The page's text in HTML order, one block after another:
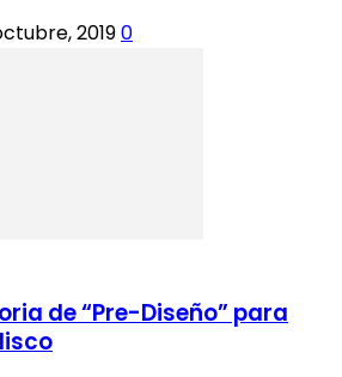
20190
de “Pre-Diseño” para